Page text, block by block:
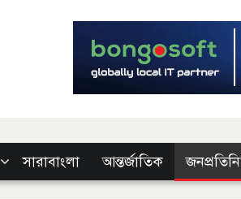
সারাবাংলা আন্তর্জাতিক